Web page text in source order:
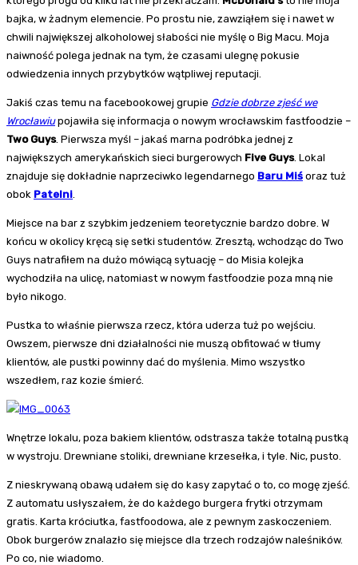
bajka, w żadnym elemencie. Po prostu nie, zawziąłem się i nawet w
chwili największej alkoholowej słabości nie myślę o Big Macu. Moja
naiwność polega jednak na tym, że czasami ulegnę pokusie
odwiedzenia innych przybytków wątpliwej reputacji.
Jakiś czas temu na facebookowej grupie Gdzie dobrze zjeść we
Wrocławiupojawiła się informacja o nowym wrocławskim fastfoodzie –
Two Guys. Pierwsza myśl – jakaś marna podróbka jednej z
największych amerykańskich sieci burgerowych Five Guys. Lokal
znajduje się dokładnie naprzeciwko legendarnego Baru Miś oraz tuż
obok Patelni
Miejsce na bar z szybkim jedzeniem teoretycznie bardzo dobre. W
końcu w okolicy kręcą się setki studentów. Zresztą, wchodząc do Two
Guys natrafiłem na dużo mówiącą sytuację – do Misia kolejka
wychodziła na ulicę, natomiast w nowym fastfoodzie poza mną nie
było nikogo.
Pustka to właśnie pierwsza rzecz, która uderza tuż po wejściu.
Owszem, pierwsze dni działalności nie muszą obfitować w tłumy
klientów, ale pustki powinny dać do myślenia. Mimo wszystko
wszedłem, raz kozie śmierć.
Wnętrze lokalu, poza bakiem klientów, odstrasza także totalną pustką
w wystroju. Drewniane stoliki, drewniane krzesełka, i tyle. Nic, pusto.
Z nieskrywaną obawą udałem się do kasy zapytać o to, co mogę zjeść.
Z automatu usłyszałem, że do każdego burgera frytki otrzymam
gratis. Karta króciutka, fastfoodowa, ale z pewnym zaskoczeniem.
Obok burgerów znalazło się miejsce dla trzech rodzajów naleśników.
Po co, nie wiadomo.